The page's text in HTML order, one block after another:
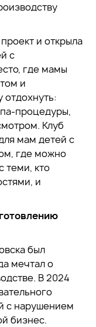
и открыла
с
где мамы
и
процедуры,
Клуб
мам детей с
где можно
теми, кто
и
был
мечтал о
В 2024
с нарушением
бизнес.